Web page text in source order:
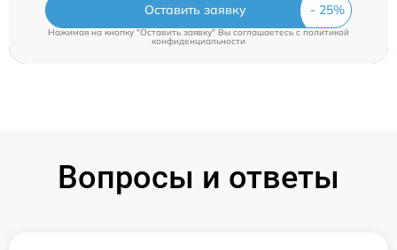
Оставить заявку
Нажимая на кнопку "Оставить заявку" Вы соглашаетесь c политикой
конфиденциальности
Вопросы и ответы